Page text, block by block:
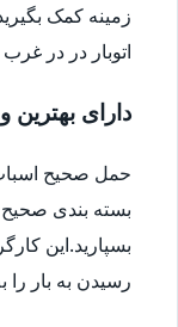
زمینه کمک
اتوبار در در
دارای بهترین
حمل صحیح اسباب
بسته بندی صحیح
بسپارید.این
رسیدن به بار را